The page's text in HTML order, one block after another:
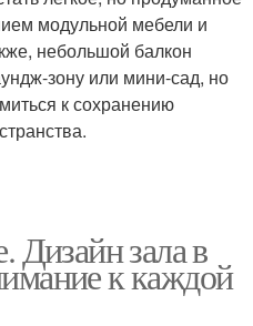
модульной мебели и
небольшой балкон
зону или мини-сад, но
к сохранению
Дизайн зала в
к каждой